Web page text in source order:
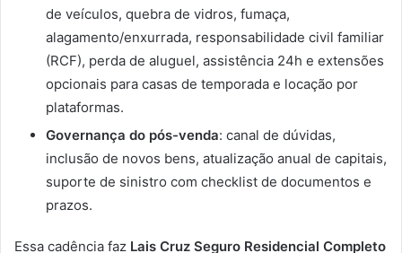
de veículos, quebra de vidros, fumaça,
alagamento/enxurrada, responsabilidade civil familiar
(RCF), perda de aluguel, assistência 24h e extensões
opcionais para casas de temporada e locação por
plataformas.
Governança do pós-venda: canal de dúvidas,
inclusão de novos bens, atualização anual de capitais,
suporte de sinistro com checklist de documentos e
prazos.
Essa cadência faz Lais Cruz Seguro Residencial Completo